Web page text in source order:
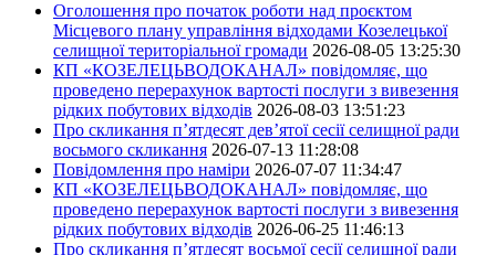
Оголошення про початок роботи над проєктом
Місцевого плану управління відходами Козелецької
селищної територіальної громади 2026-08-05 13:25:30
КП «КОЗЕЛЕЦЬВОДОКАНАЛ» повідомляє, що
проведено перерахунок вартості послуги з вивезення
рідких побутових відходів 2026-08-03 13:51:23
Про скликання п’ятдесят дев’ятої сесії селищної ради
восьмого скликання 2026-07-13 11:28:08
Повідомлення про наміри 2026-07-07 11:34:47
КП «КОЗЕЛЕЦЬВОДОКАНАЛ» повідомляє, що
проведено перерахунок вартості послуги з вивезення
рідких побутових відходів 2026-06-25 11:46:13
Про скликання п’ятдесят восьмої сесії селищної ради